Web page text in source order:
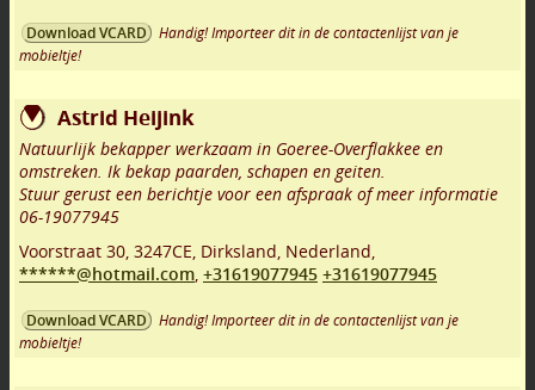
Download VCARD
Handig! Importeer dit in de contactenlijst van je
mobieltje!
Astrid Heijink
Natuurlijk bekapper werkzaam in Goeree-Overflakkee en
omstreken. Ik bekap paarden, schapen en geiten.
Stuur gerust een berichtje voor een afspraak of meer informatie
06-19077945
Voorstraat 30, 3247CE, Dirksland, Nederland,
******@hotmail.com, +31619077945 +31619077945
Download VCARD
Handig! Importeer dit in de contactenlijst van je
mobieltje!